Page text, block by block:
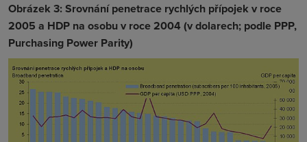
Obrázek 3: Srovnání penetrace rychlých přípojek v roce
2005 a HDP na osobu v roce 2004 (v dolarech; podle PPP,
Purchasing Power Parity)